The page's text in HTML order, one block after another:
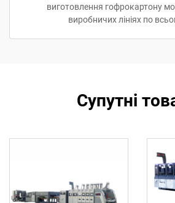
виготовлення гофрокартону
виробничих лініях по
Супутні